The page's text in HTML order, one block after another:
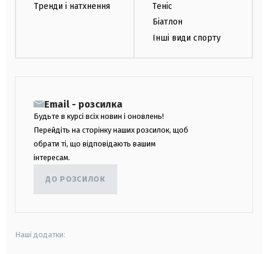
Тренди і натхнення
Теніс
Біатлон
Інші види спорту
Email - розсилка
Будьте в курсі всіх новин і оновлень!
Перейдіть на сторінку наших розсилок, щоб
обрати ті, що відповідають вашим
інтересам.
ДО РОЗСИЛОК
Наші додатки: